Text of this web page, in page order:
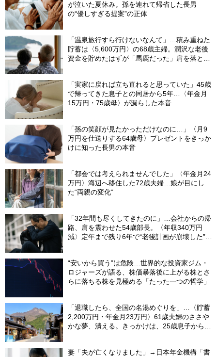
が泣いた夏休み。孫を連れて帰省した長男
の“優しすぎる提案”の正体
「温泉旅行すら行けないなんて」…積み重ねた
貯蓄は〈5,600万円〉の68歳主婦。潤沢な老後
資金を貯めたはずが「馬鹿だった」肩を落とす
「実家に戻れば立ち直れると思っていた」45歳
で帰ってきた息子との同居から5年…〈年金月
15万円・75歳母〉が漏らした本音
「孫の笑顔が見たかっただけなのに…」〈月9
万円を仕送りする64歳母〉プレゼントをきっか
けに知った長男の本音
「都会では考えられませんでした」〈年金月24
万円〉海辺へ移住した72歳夫婦…娘が目にし
た“両親の変化”
「32年間も尽くしてきたのに」…会社からの帰
路、肩を震わせた54歳部長。〈年収340万円
減〉定年まで残り6年で“老後計画が崩壊した”ワ
“安いから買う”は危険…世界的な投資家ジム・
ロジャーズが語る、株価暴落後に上がる株とさ
らに落ちる株を見極める「たった一つの哲学」
「退職したら、全国の名湯めぐりを」…〈貯蓄
2,200万円・年金月23万円〉61歳夫婦のささや
かな夢、潰える。きっかけは、25歳息子から届
妻「夫が亡くなりました」→日本年金機構「書